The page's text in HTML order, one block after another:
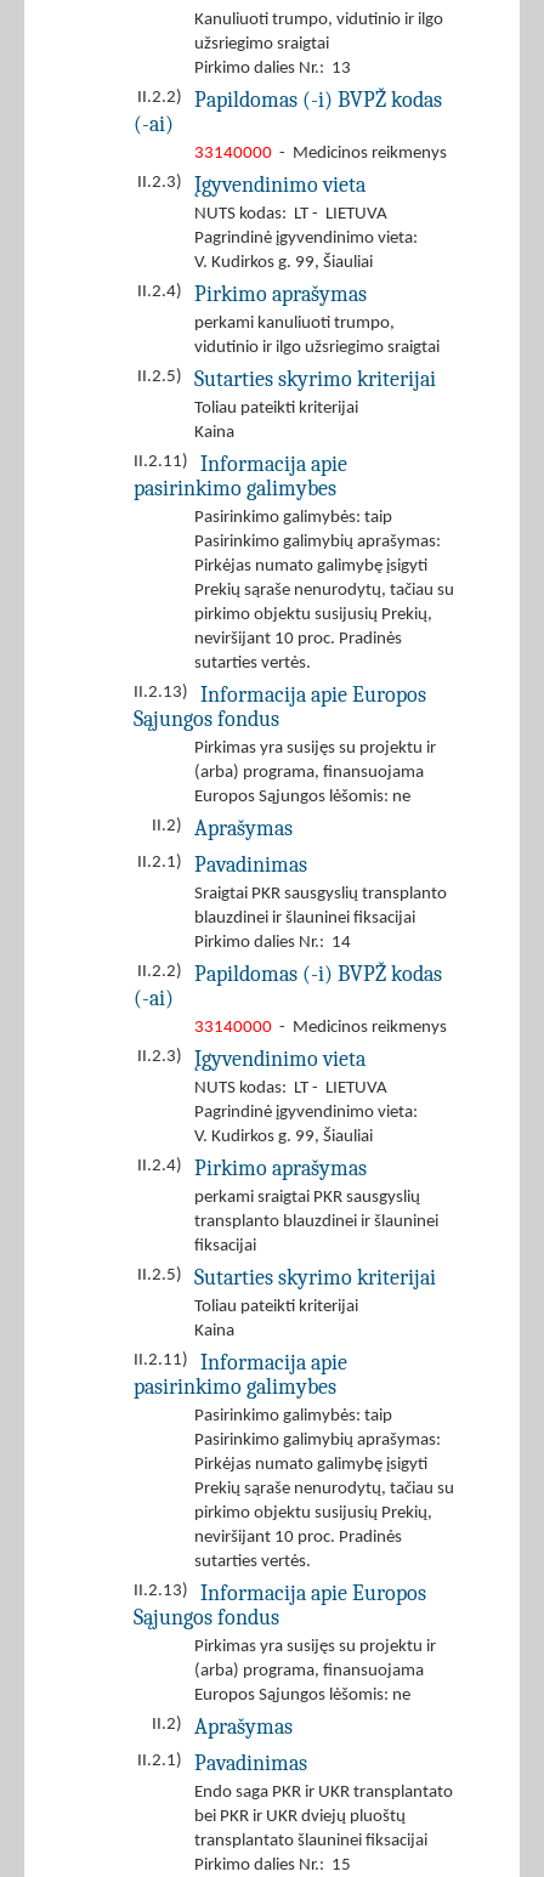
Kanuliuoti trumpo, vidutinio ir ilgo
užsriegimo sraigtai
Pirkimo dalies Nr.: 13
II.2.2)
Papildomas (-i) BVPŽ kodas
(-ai)
33140000 - Medicinos reikmenys
II.2.3)
Įgyvendinimo vieta
NUTS kodas: LT - LIETUVA
Pagrindinė įgyvendinimo vieta:
V. Kudirkos g. 99, Šiauliai
II.2.4)
Pirkimo aprašymas
perkami kanuliuoti trumpo,
vidutinio ir ilgo užsriegimo sraigtai
II.2.5)
Sutarties skyrimo kriterijai
Toliau pateikti kriterijai
Kaina
II.2.11)
Informacija apie
pasirinkimo galimybes
Pasirinkimo galimybės: taip
Pasirinkimo galimybių aprašymas:
Pirkėjas numato galimybę įsigyti
Prekių sąraše nenurodytų, tačiau su
pirkimo objektu susijusių Prekių,
neviršijant 10 proc. Pradinės
sutarties vertės.
II.2.13)
Informacija apie Europos
Sąjungos fondus
Pirkimas yra susijęs su projektu ir
(arba) programa, finansuojama
Europos Sąjungos lėšomis: ne
II.2)
Aprašymas
II.2.1) Pavadinimas
Sraigtai PKR sausgyslių transplanto
blauzdinei ir šlauninei fiksacijai
Pirkimo dalies Nr.: 14
II.2.2)
Papildomas (-i) BVPŽ kodas
(-ai)
33140000 - Medicinos reikmenys
II.2.3)
Įgyvendinimo vieta
NUTS kodas: LT - LIETUVA
Pagrindinė įgyvendinimo vieta:
V. Kudirkos g. 99, Šiauliai
II.2.4)
Pirkimo aprašymas
perkami sraigtai PKR sausgyslių
transplanto blauzdinei ir šlauninei
fiksacijai
II.2.5)
Sutarties skyrimo kriterijai
Toliau pateikti kriterijai
Kaina
II.2.11)
Informacija apie
pasirinkimo galimybes
Pasirinkimo galimybės: taip
Pasirinkimo galimybių aprašymas:
Pirkėjas numato galimybę įsigyti
Prekių sąraše nenurodytų, tačiau su
pirkimo objektu susijusių Prekių,
neviršijant 10 proc. Pradinės
sutarties vertės.
II.2.13)
Informacija apie Europos
Sąjungos fondus
Pirkimas yra susijęs su projektu ir
(arba) programa, finansuojama
Europos Sąjungos lėšomis: ne
II.2)
Aprašymas
II.2.1) Pavadinimas
Endo saga PKR ir UKR transplantato
bei PKR ir UKR dviejų pluoštų
transplantato šlauninei fiksacijai
Pirkimo dalies Nr.: 15